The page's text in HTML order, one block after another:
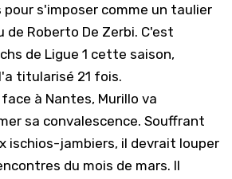
pour s'imposer comme un taulier
de Roberto De Zerbi. C'est
de Ligue 1 cette saison,
titularisé 21 fois.
à Nantes, Murillo va
sa convalescence. Souffrant
ischios-jambiers, il devrait louper
du mois de mars. Il